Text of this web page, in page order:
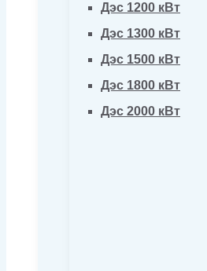
Дэс 1200 кВт
Дэс 1300 кВт
Дэс 1500 кВт
Дэс 1800 кВт
Дэс 2000 кВт